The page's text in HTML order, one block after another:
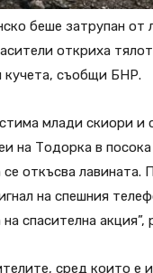
беше затрупан от
откриха
кучета, съобщи БНР.
млади скиори и
на Тодорка в
откъсва
на спешния
спасителна акция”,
сред които е